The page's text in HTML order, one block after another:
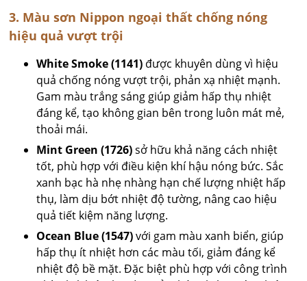
3. Màu sơn Nippon ngoại thất chống nóng
hiệu quả vượt trội
White Smoke (1141) được khuyên dùng vì hiệu
quả chống nóng vượt trội, phản xạ nhiệt mạnh.
Gam màu trắng sáng giúp giảm hấp thụ nhiệt
đáng kể, tạo không gian bên trong luôn mát mẻ,
thoải mái.
Mint Green (1726)sở hữu khả năng cách nhiệt
tốt, phù hợp với điều kiện khí hậu nóng bức. Sắc
xanh bạc hà nhẹ nhàng hạn chế lượng nhiệt hấp
thụ, làm dịu bớt nhiệt độ tường, nâng cao hiệu
quả tiết kiệm năng lượng.
Ocean Blue (1547)với gam màu xanh biển, giúp
hấp thụ ít nhiệt hơn các màu tối, giảm đáng kể
nhiệt độ bề mặt. Đặc biệt phù hợp với công trình